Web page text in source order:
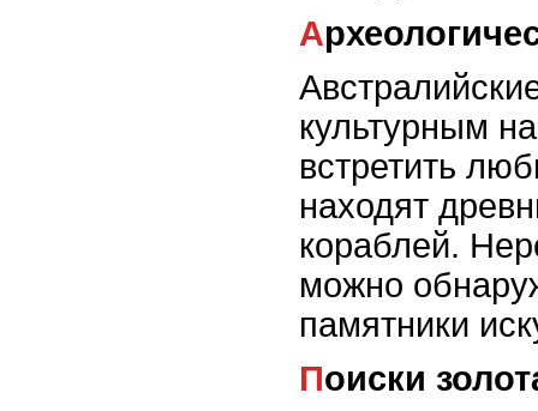
культурным
встретить
находят
кораблей.
можно
памятники
Поиски